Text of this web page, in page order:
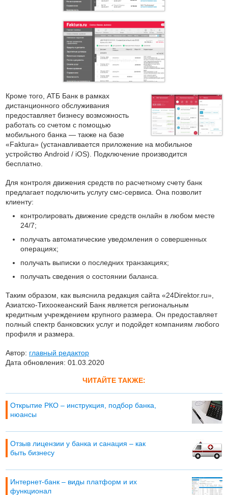
Кроме того, АТБ Банк в рамках
дистанционного обслуживания
предоставляет бизнесу возможность
работать со счетом с помощью
мобильного банка — также на базе
«Faktura» (устанавливается приложение на мобильное
устройство Android / iOS). Подключение производится
бесплатно.
Для контроля движения средств по расчетному счету банк
предлагает подключить услугу смс-сервиса. Она позволит
клиенту:
контролировать движение средств онлайн в любом месте
24/7;
получать автоматические уведомления о совершенных
операциях;
получать выписки о последних транзакциях;
получать сведения о состоянии баланса.
Таким образом, как выяснила редакция сайта «24Direktor.ru»,
Азиатско-Тихоокеанский Банк является региональным
кредитным учреждением крупного размера. Он предоставляет
полный спектр банковских услуг и подойдет компаниям любого
профиля и размера.
Автор: главный редактор
Дата обновления: 01.03.2020
ЧИТАЙТЕ ТАКЖЕ:
Открытие РКО – инструкция, подбор банка,
нюансы
Отзыв лицензии у банка и санация – как
быть бизнесу
Интернет-банк – виды платформ и их
функционал